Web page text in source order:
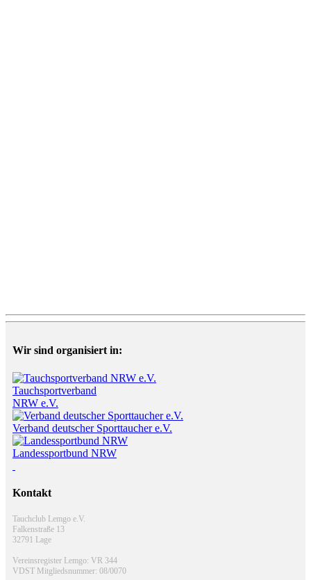
Wir sind organisiert in:
Tauchsportverband
NRW e.V.
Verband deutscher Sporttaucher e.V.
Landessportbund NRW
Kontakt
Tauchclub Lemgo e.V.
Falkenstraße 13
32791 Lage
Vereinsregister Lemgo: VR 344
VDST Mitgliedsnummer: 08/0070